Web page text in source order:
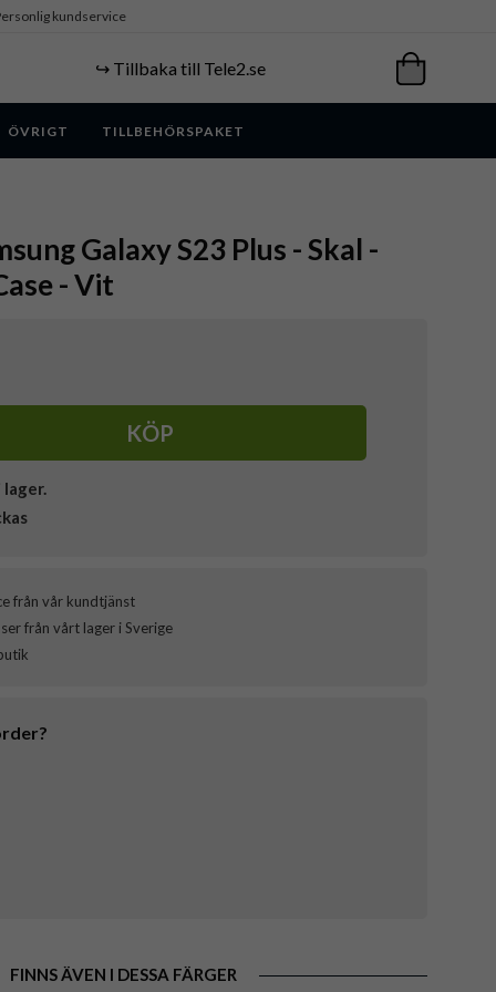
kundservice
↪️ Tillbaka till Tele2.se
ÖVRIGT TILLBEHÖRSPAKET
Galaxy S23 Plus - Skal -
- Vit
KÖP
från vår kundtjänst
från vårt lager i Sverige
FINNS ÄVEN I DESSA FÄRGER